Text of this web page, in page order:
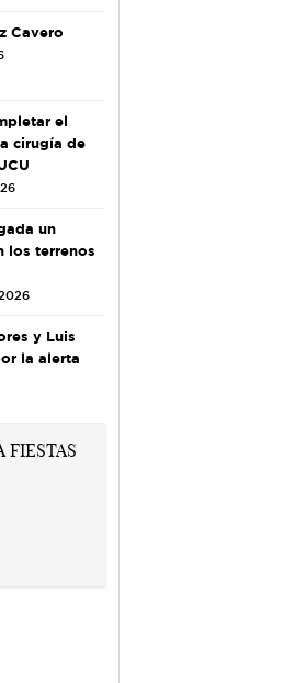
Cavero
el
cirugía de
un
los terrenos
y Luis
la alerta